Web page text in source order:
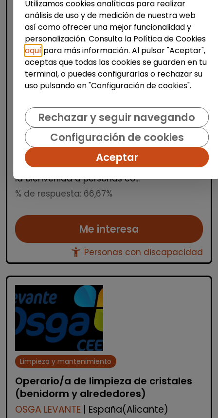
Producción, Industria y Calidad
Operario/a de manipulados
(aranjuez, madrid)
INTEGRANDES.ORG | España(Madrid)
Estamos buscando una persona para un
puesto de manipulados en nuestro Centro
Especial de Empleo. Trabajo a turnos en
horario de mañana, tarde y noche. Damos
la bienvenida a personas co...
% de respuesta: 66,67%
Me interesa
accessibility_new Personas con discapacidad
Limpieza y mantenimiento
Operario/a de limpieza de cristales
(benidorm y alrededores)
OSGA LEVANTE | España(Alicante)
Utilizamos cookies analíticas para realizar
análisis de uso y de medición de nuestra web
así como ofrecer una mejor funcionalidad y
personalización. Consulta la Política de Cookies
aquí para más información. Al pulsar "Aceptar",
aceptas que todas las cookies se guarden en tu
terminal, o puedes configurarlas o rechazar su
uso pulsando en "Configuración de cookies".
Rechazar y seguir navegando
Configuración de cookies
Aceptar